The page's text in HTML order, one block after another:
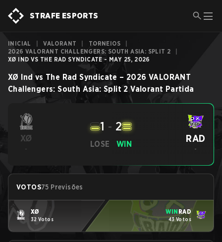
STRAFE ESPORTS
INICIAL VALORANT TORNEIOS
2026 VALORANT CHALLENGERS: SOUTH ASIA: SPLIT 2
XØ IND VS THE RAD SYNDICATE - MAY 25, 2026
XØ Ind vs The Rad Syndicate – 2026 VALORANT
Challengers: South Asia: Split 2 Valorant Partida
XØ
-
LOSE
1 - 2
WIN RAD
-
VOTOS75 Previsões
XØ
32 Votos
WIN RAD
43 Votos